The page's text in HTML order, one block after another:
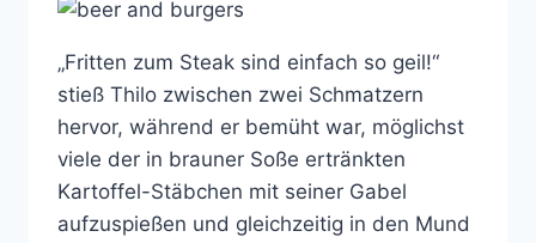
„Fritten zum Steak sind einfach so geil!“
stieß Thilo zwischen zwei Schmatzern
hervor, während er bemüht war, möglichst
viele der in brauner Soße ertränkten
Kartoffel-Stäbchen mit seiner Gabel
aufzuspießen und gleichzeitig in den Mund